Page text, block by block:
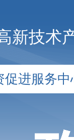
新技术
促进服务中